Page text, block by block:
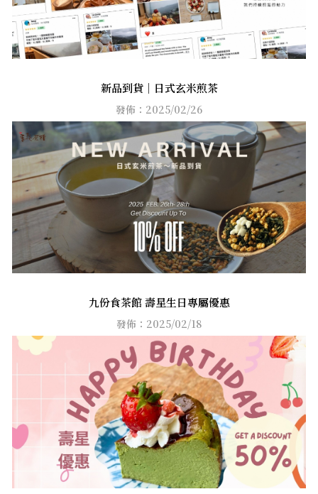
新品到貨｜日式玄米煎茶
發佈：2025/02/26
九份食茶館 壽星生日專屬優惠
發佈：2025/02/18